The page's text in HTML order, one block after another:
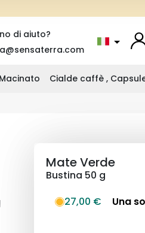
di aiuto?
Cialde caffè ,
Mate Verde
Bustina 50 g
27,00 €
Una